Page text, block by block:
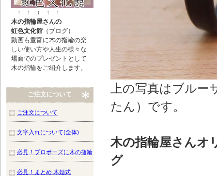
上の写真はブル
たん）です。
木の指輪屋さん
グ
↑ ↑ ↑ ↑ ↑
木の指輪屋さんの
虹色文化館 （ブログ）
動画も豊富に木の指輪の楽
しい使い方や人生の様々な
場面でのプレゼントとして
木の指輪をご紹介します。
ご注文について
ご注文について
文字入れについて(全体)
必見！プロポーズに木の指輪
必見！まとめ 木婚式